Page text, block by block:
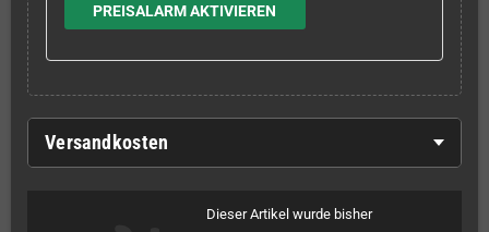
PREISALARM AKTIVIEREN
Versandkosten
Dieser Artikel wurde bisher